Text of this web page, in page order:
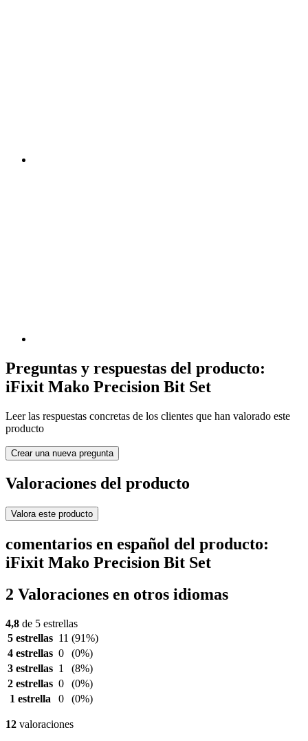
Preguntas y respuestas del producto:
iFixit Mako Precision Bit Set
Leer las respuestas concretas de los clientes que han valorado este
producto
Crear una nueva pregunta
Valoraciones del producto
Valora este producto
comentarios en español del producto:
iFixit Mako Precision Bit Set
2 Valoraciones en otros idiomas
4,8 de 5 estrellas
5 estrellas 11 (91%)
4 estrellas 0
(0%)
3 estrellas 1
(8%)
2 estrellas 0
(0%)
1 estrella
0 (0%)
12 valoraciones